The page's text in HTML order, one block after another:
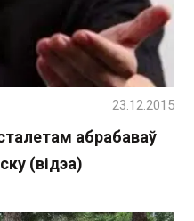
абрабаваў
(відэа)
23.12.2015